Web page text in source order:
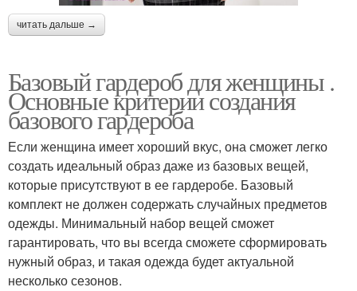
читать дальше →
Базовый гардероб для женщины .
Основные критерии создания
базового гардероба
Если женщина имеет хороший вкус, она сможет легко
создать идеальный образ даже из базовых вещей,
которые присутствуют в ее гардеробе. Базовый
комплект не должен содержать случайных предметов
одежды. Минимальный набор вещей сможет
гарантировать, что вы всегда сможете сформировать
нужный образ, и такая одежда будет актуальной
несколько сезонов.